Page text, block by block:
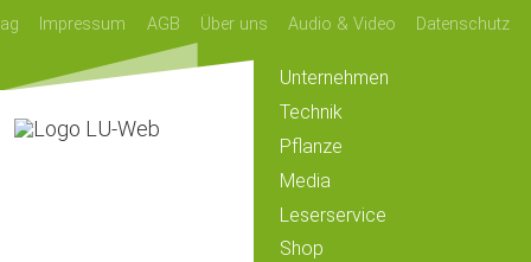
Impressum AGB Über uns Audio & Video Datenschutz
Unternehmen
Technik
Pflanze
Media
Leserservice
Shop